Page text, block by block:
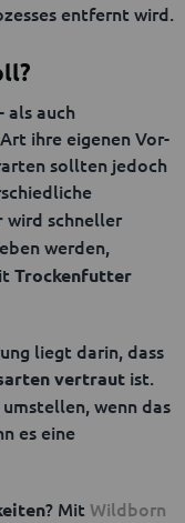
entfernt wird.
als auch
ihre eigenen Vor-
sollten jedoch
wird schneller
werden,
Trockenfutter
liegt darin, dass
vertraut ist.
wenn das
es eine
? MitWildborn